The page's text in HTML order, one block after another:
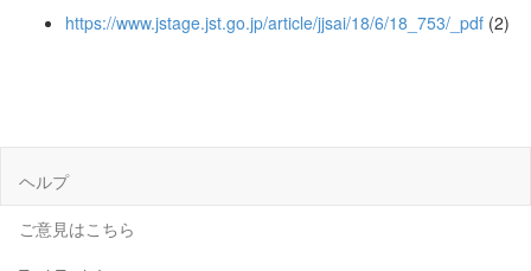
https://www.jstage.jst.go.jp/article/jjsai/18/6/18_753/_pdf (2)
ヘルプ
ご意見はこちら